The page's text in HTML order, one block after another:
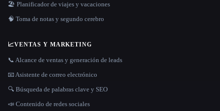
🏖 Planificador de viajes y vacaciones
🧠 Toma de notas y segundo cerebro
📈VENTAS Y MARKETING
📞 Alcance de ventas y generación de leads
📧 Asistente de correo electrónico
🔍 Búsqueda de palabras clave y SEO
📣 Contenido de redes sociales